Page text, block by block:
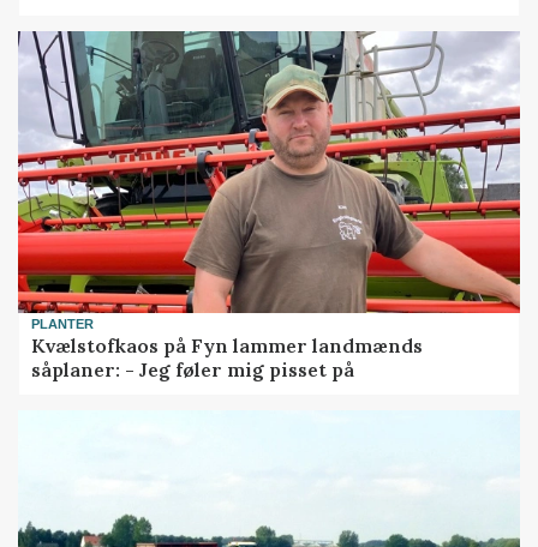
PLANTER
Kvælstofkaos på Fyn lammer landmænds
såplaner: - Jeg føler mig pisset på